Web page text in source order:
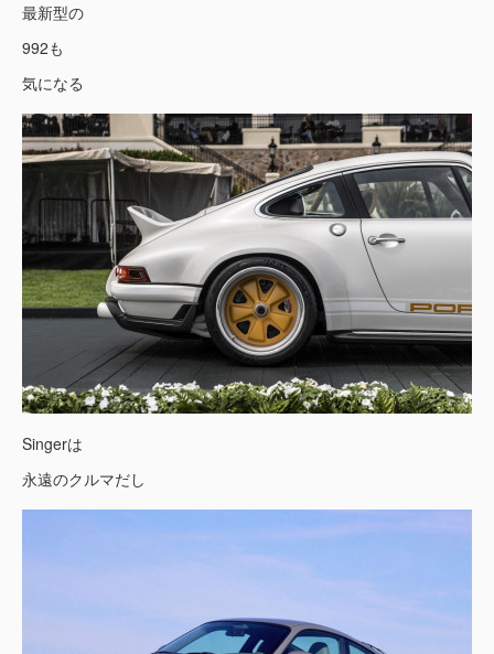
最新型の
992も
気になる
Singerは
永遠のクルマだし